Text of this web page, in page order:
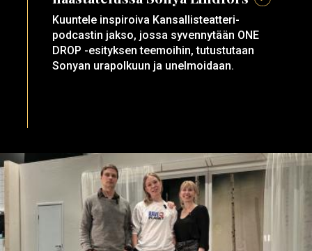
Kuuntele inspiroiva Kansallisteatteri-
podcastin jakso, jossa syvennytään ONE
DROP -esityksen teemoihin, tutustutaan
Sonyan urapolkuun ja unelmoidaan.